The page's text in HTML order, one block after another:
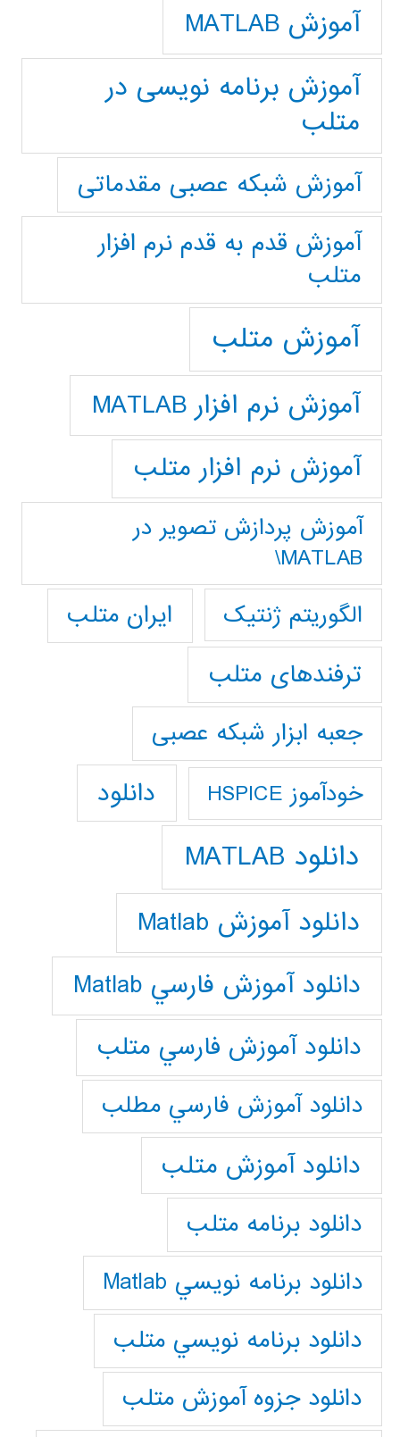
آموزش MATLAB
آموزش برنامه نویسی در
متلب
آموزش شبکه عصبی مقدماتی
آموزش قدم به قدم نرم افزار
متلب
آموزش متلب
آموزش نرم افزار MATLAB
آموزش نرم افزار متلب
آموزش پردازش تصوير در
MATLAB\
الگوریتم ژنتیک
ایران متلب
ترفندهای متلب
جعبه ابزار شبکه عصبی
خودآموز HSPICE دانلود
دانلود MATLAB
دانلود آموزش Matlab
دانلود آموزش فارسي Matlab
دانلود آموزش فارسي متلب
دانلود آموزش فارسي مطلب
دانلود آموزش متلب
دانلود برنامه متلب
دانلود برنامه نويسي Matlab
دانلود برنامه نويسي متلب
دانلود جزوه آموزش متلب